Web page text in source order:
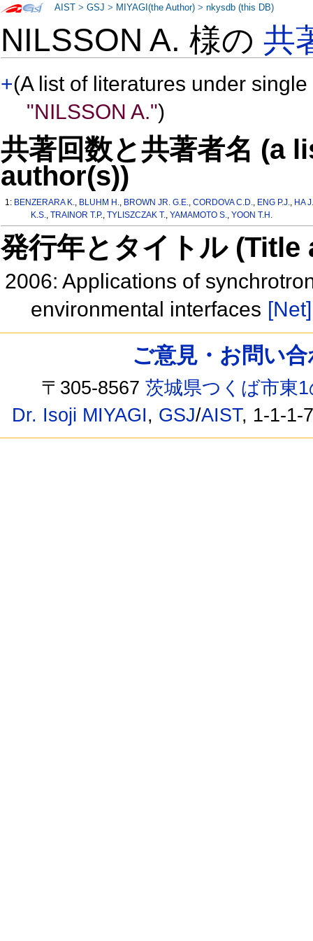
NILSSON A. 様の共
+(A list of literatures under
"NILSSON A.")
共著回数と共著者名 (a
author(s))
1: BENZERARA K., BLUHM H., BROWN JR. G.E.,CORDOVA C.D., ENG P.J., HA
K.S., TRAINOR T.P., TYLISZCZAK T., YAMAMOTO S., YOON T.H.
発行年とタイトル
2006: Applications of
environmental interfaces [Net]
AIST >GSJ > MIYAGI(the Author) >nkysdb (this DB)
ご意見・お問い
〒305-8567茨城県つくば市東
Dr. Isoji MIYAGI, GSJ/AIST, 1-1-1-